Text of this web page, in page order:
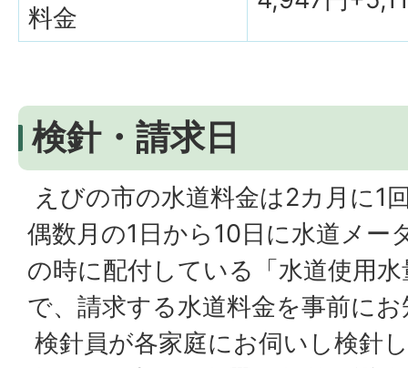
料金
検針・請求日
えびの市の水道料金は2カ月に1
偶数月の1日から10日に水道メー
の時に配付している「水道使用
で、請求する水道料金を事前に
検針員が各家庭にお伺いし検針